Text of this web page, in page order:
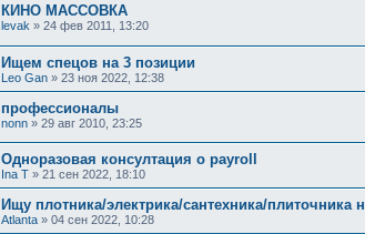
КИНО МАССОВКА
levak » 24 фев 2011, 13:20
Ищем спецов на 3 позиции
Leo Gan » 23 ноя 2022, 12:38
профессионалы
nonn » 29 авг 2010, 23:25
Oдноразовая консултация o payroll
Ina T » 21 сен 2022, 18:10
Ищу плотника/электрика/сантехника/
Atlanta » 04 сен 2022, 10:28